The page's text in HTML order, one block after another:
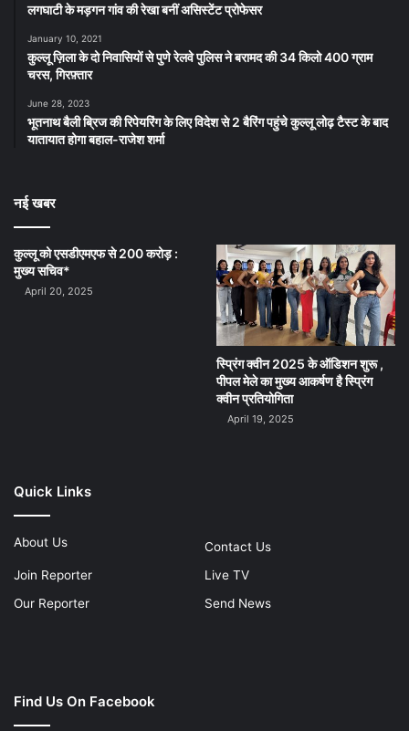
लगघाटी के मड़गन गांव की रेखा बनीं असिस्टेंट प्रोफेसर
January 10, 2021
कुल्लू ज़िला के दो निवासियों से पुणे रेलवे पुलिस ने बरामद की 34 किलो 400 ग्राम
चरस, गिरफ़्तार
June 28, 2023
भूतनाथ बैली ब्रिज की रिपेयरिंग के लिए विदेश से 2 बैरिंग पहुंचे कुल्लू लोढ़ टैस्ट के बाद
यातायात होगा बहाल-राजेश शर्मा
नई खबर
कुल्लू को एसडीएमएफ से 200 करोड़ :
मुख्य सचिव*
April 20, 2025
स्प्रिंग क्वीन 2025 के ऑडिशन शुरू ,
पीपल मेले का मुख्य आकर्षण है स्प्रिंग
क्वीन प्रतियोगिता
April 19, 2025
Quick Links
About Us
Contact Us
Join Reporter
Live TV
Our Reporter
Send News
Find Us On Facebook